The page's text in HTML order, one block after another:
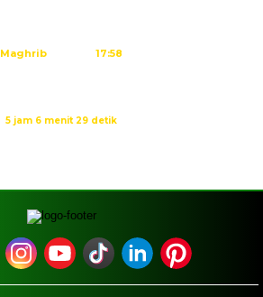
Maghrib 17:58
5 jam 6 menit 29 detik